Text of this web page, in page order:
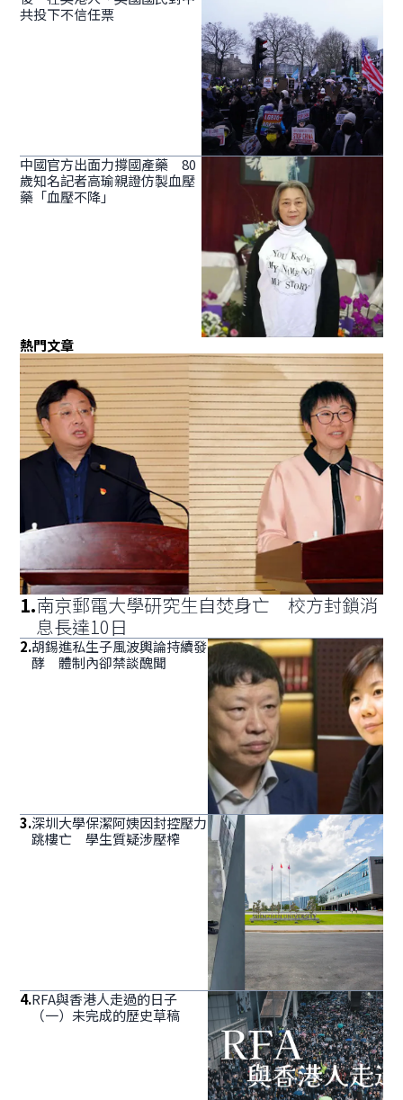
共投下不信任票
中國官方出面力撐國產藥 80
歲知名記者高瑜親證仿製血壓
藥「血壓不降」
熱門文章
1.南京郵電大學研究生自焚身亡 校方封鎖消
息長達10日
2.胡錫進私生子風波輿論持續發
酵 體制內卻禁談醜聞
3.深圳大學保潔阿姨因封控壓力
跳樓亡 學生質疑涉壓榨
4.RFA與香港人走過的日子
（一）未完成的歷史草稿